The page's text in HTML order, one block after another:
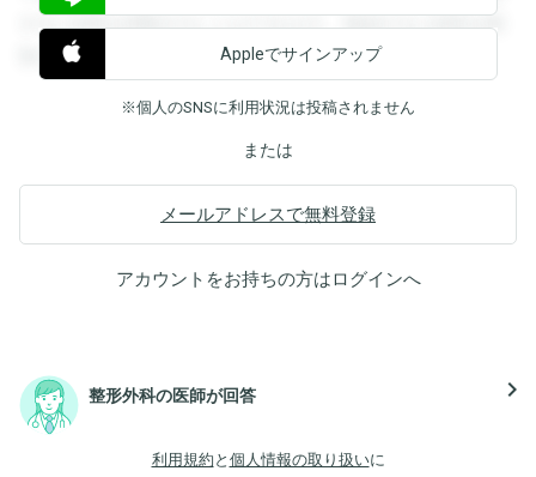
すると回答を閲覧することができます。登録すると回答を閲
覧することができます。
Appleでサインアップ
※個人のSNSに利用状況は投稿されません
または
メールアドレスで無料登録
アカウントをお持ちの方はログインへ
整形外科の医師が回答 navigate_next
利用規約 と 個人情報の取り扱いに